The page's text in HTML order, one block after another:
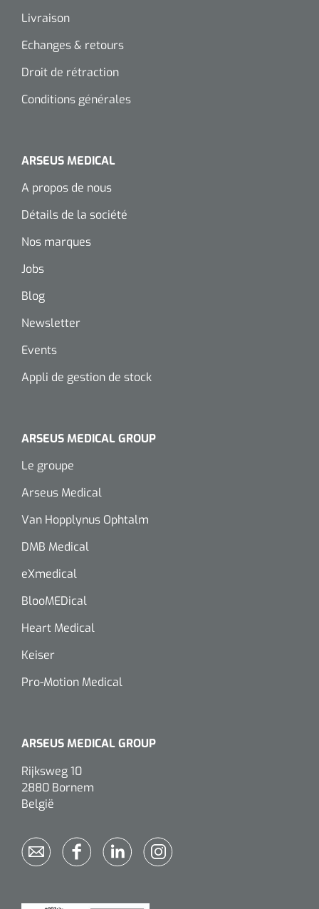
Livraison
Echanges & retours
Droit de rétraction
Conditions générales
ARSEUS MEDICAL
A propos de nous
Détails de la société
Nos marques
Jobs
Blog
Newsletter
Events
Appli de gestion de stock
ARSEUS MEDICAL GROUP
Le groupe
Arseus Medical
Van Hopplynus Ophtalm
DMB Medical
eXmedical
BlooMEDical
Heart Medical
Keiser
Pro-Motion Medical
ARSEUS MEDICAL GROUP
Rijksweg 10
2880 Bornem
België